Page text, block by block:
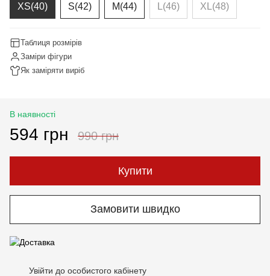
XS(40) S(42) M(44) L(46) XL(48)
Таблиця розмірів
Заміри фігури
Як заміряти виріб
В наявності
594 грн 990 грн
Купити
Замовити швидко
Увійти до особистого кабінету